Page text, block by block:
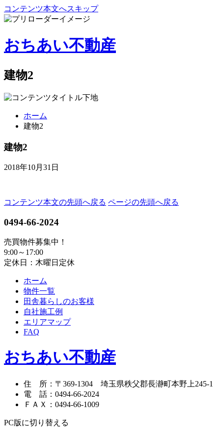
コンテンツ本文へスキップ
おちあい不動産
建物2
ホーム
建物2
建物2
2018年10月31日
コンテンツ本文の先頭へ戻る ページの先頭へ戻る
0494-66-2024
売買物件募集中！
9:00～17:00
定休日：木曜日定休
ホーム
物件一覧
田舎暮らしのお客様
自社施工例
エリアマップ
FAQ
おちあい不動産
住 所 ： 〒369-1304 埼玉県秩父郡長瀞町本野上245-1
電 話 ： 0494-66-2024
ＦＡＸ
： 0494-66-1009
PC版に切り替える